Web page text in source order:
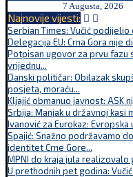
7 Augusta, 2026
Najnovije vijesti:
Serbian Times: Vučić podijelio
Delegacija EU: Crna Gora nije
Potpisan ugovor za prvu fazu
vrijednu...
Danski političar: Obilazak
posjeta, moraću...
Kljajić obmanuo javnost: ASK
Srbija: Manjak u državnoj kasi
Ivanović za Eurokaz:
Spajić: Snažno podržavamo
identitet Crne Gore...
MPNI do kraja jula
U prethodnih pet godina: